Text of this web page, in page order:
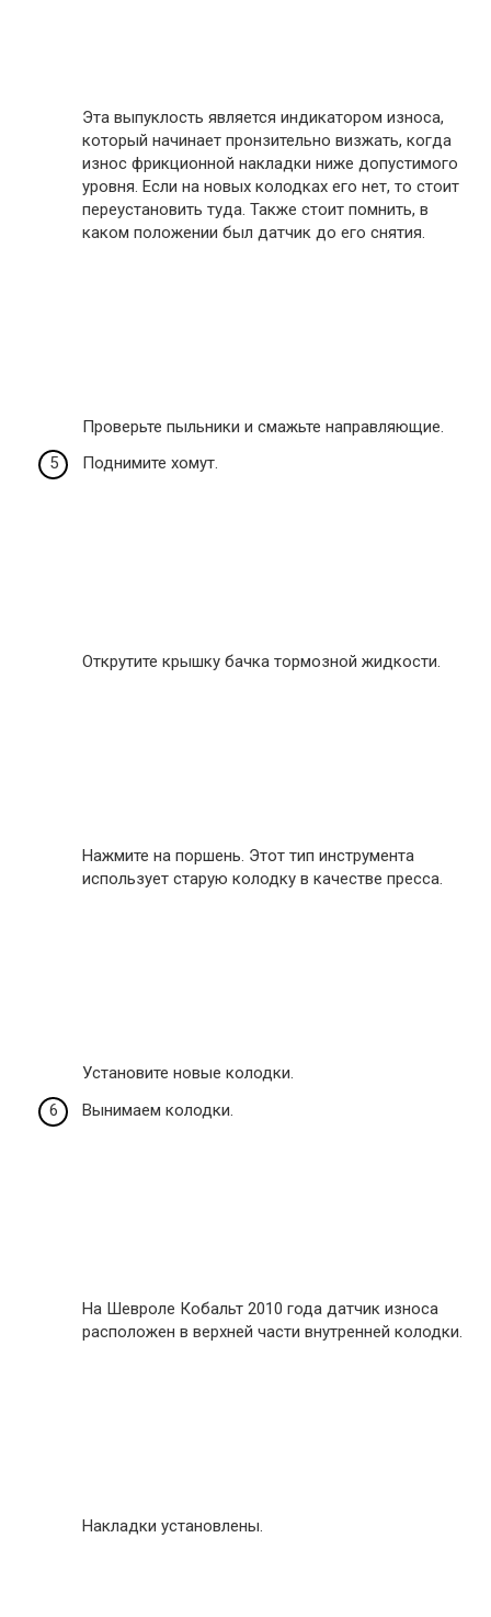
Эта выпуклость является индикатором износа,
который начинает пронзительно визжать, когда
износ фрикционной накладки ниже допустимого
уровня. Если на новых колодках его нет, то стоит
переустановить туда. Также стоит помнить, в
каком положении был датчик до его снятия.
Проверьте пыльники и смажьте направляющие.
Поднимите хомут.
Открутите крышку бачка тормозной жидкости.
Нажмите на поршень. Этот тип инструмента
использует старую колодку в качестве пресса.
Установите новые колодки.
Вынимаем колодки.
На Шевроле Кобальт 2010 года датчик износа
расположен в верхней части внутренней колодки.
Накладки установлены.